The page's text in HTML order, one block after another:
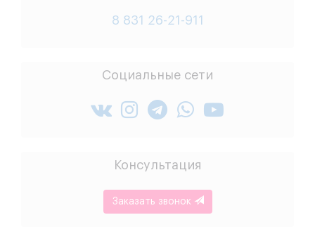
8 831 26-21-911
Социальные сети
Консультация
Заказать звонок